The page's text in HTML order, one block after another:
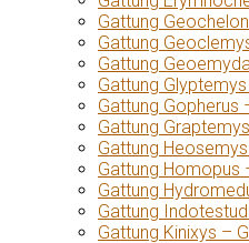
Gattung
Gattung
Gattung
Gattung
Gattung Gopherus
Gattung
Gattung
Gattung Homopus
Gattung
Gattung
Gattung Kinixys –